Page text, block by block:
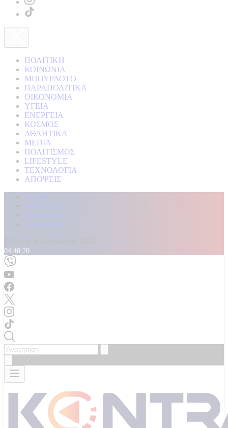
ΠΟΛΙΤΙΚΗ
ΚΟΙΝΩΝΙΑ
ΜΠΟΥΡΛΟΤΟ
ΠΑΡΑΠΟΛΙΤΙΚΑ
ΟΙΚΟΝΟΜΙΑ
ΥΓΕΙΑ
ΕΝΕΡΓΕΙΑ
ΚΟΣΜΟΣ
ΑΘΛΗΤΙΚΑ
MEDIA
ΠΟΛΙΤΙΣΜΟΣ
LIFESTYLE
ΤΕΧΝΟΛΟΓΙΑ
ΑΠΟΨΕΙΣ
Αρχική
Kontra Live
Καταγγελίες
Επικοινωνία
04:40:23